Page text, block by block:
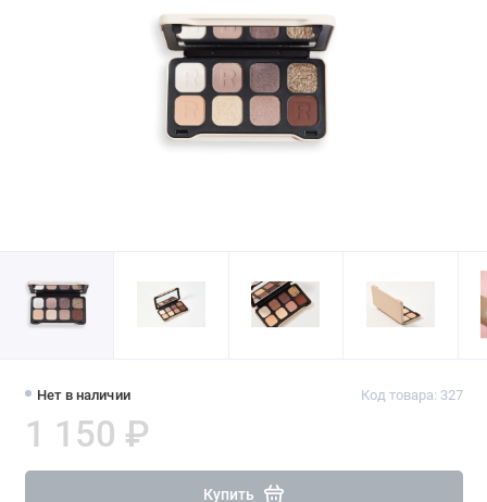
Нет в наличии Код товара: 327
1 150 ₽
Купить